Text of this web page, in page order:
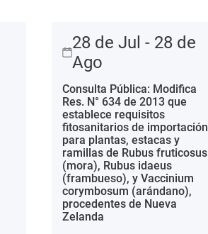
28 de Jul - 28 de
Ago
Consulta Pública: Modifica
Res. N° 634 de 2013 que
establece requisitos
fitosanitarios de importación
para plantas, estacas y
ramillas de Rubus fruticosus
(mora), Rubus idaeus
(frambueso), y Vaccinium
corymbosum (arándano),
procedentes de Nueva
Zelanda